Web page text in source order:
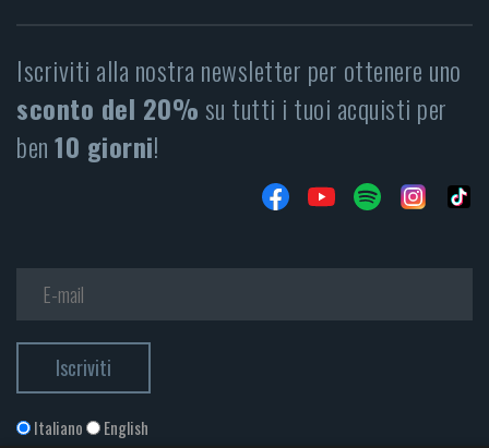
Iscriviti alla nostra newsletter per ottenere uno
sconto del 20%su tutti i tuoi acquisti per
ben10 giorni!
Italiano English